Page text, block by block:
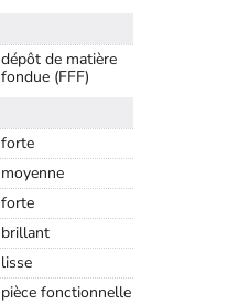
dépôt de matière
fondue (FFF)
forte
moyenne
forte
brillant
lisse
pièce fonctionnelle